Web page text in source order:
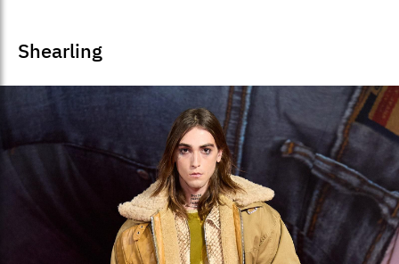
Shearling